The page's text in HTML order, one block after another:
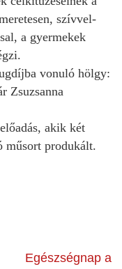
szívvel-
a gyermekek
vonuló hölgy:
Zsuzsanna
akik két
műsort produkált.
Egészségnap a